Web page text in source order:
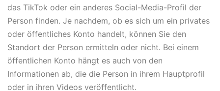
das TikTok oder ein anderes Social-Media-Profil der
Person finden. Je nachdem, ob es sich um ein privates
oder öffentliches Konto handelt, können Sie den
Standort der Person ermitteln oder nicht. Bei einem
öffentlichen Konto hängt es auch von den
Informationen ab, die die Person in ihrem Hauptprofil
oder in ihren Videos veröffentlicht.